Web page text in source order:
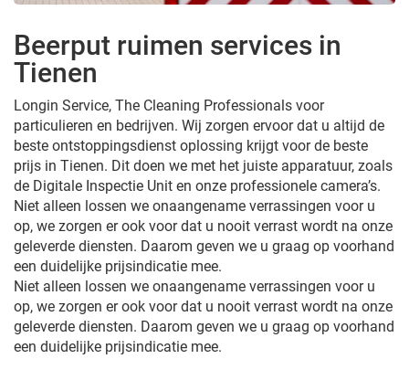
Beerput ruimen services in
Tienen
Longin Service, The Cleaning Professionals voor
particulieren en bedrijven. Wij zorgen ervoor dat u altijd de
beste ontstoppingsdienst oplossing krijgt voor de beste
prijs in Tienen. Dit doen we met het juiste apparatuur, zoals
de Digitale Inspectie Unit en onze professionele camera’s.
Niet alleen lossen we onaangename verrassingen voor u
op, we zorgen er ook voor dat u nooit verrast wordt na onze
geleverde diensten. Daarom geven we u graag op voorhand
een duidelijke prijsindicatie mee.
Niet alleen lossen we onaangename verrassingen voor u
op, we zorgen er ook voor dat u nooit verrast wordt na onze
geleverde diensten. Daarom geven we u graag op voorhand
een duidelijke prijsindicatie mee.